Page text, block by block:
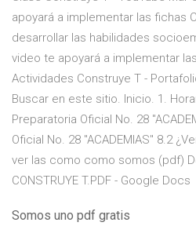
apoyará a implementar las fichas
desarrollar las habilidades
video te apoyará a implementar
Actividades Construye T -
Buscar en este sitio. Inicio. 1.
Preparatoria Oficial No. 28
Oficial No. 28 "ACADEMIAS" 8.2
ver las como como somos (pdf)
CONSTRUYE T.PDF - Google Docs
Somos uno pdf gratis